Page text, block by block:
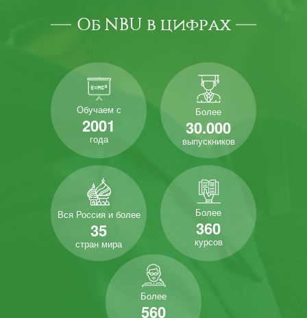
Об NBU в цифрах
Обучаем с
2001
года
Более
30.000
выпускников
Вся Россия и более
35
стран мира
Более
360
курсов
Более
560